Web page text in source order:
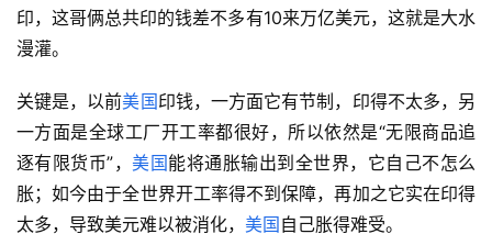
印，这哥俩总共印的钱差不多有10来万亿美元，这就是大水
漫灌。
关键是，以前美国印钱，一方面它有节制，印得不太多，另
一方面是全球工厂开工率都很好，所以依然是“无限商品追
逐有限货币”，美国能将通胀输出到全世界，它自己不怎么
胀；如今由于全世界开工率得不到保障，再加之它实在印得
太多，导致美元难以被消化， 美国 自己胀得难受。